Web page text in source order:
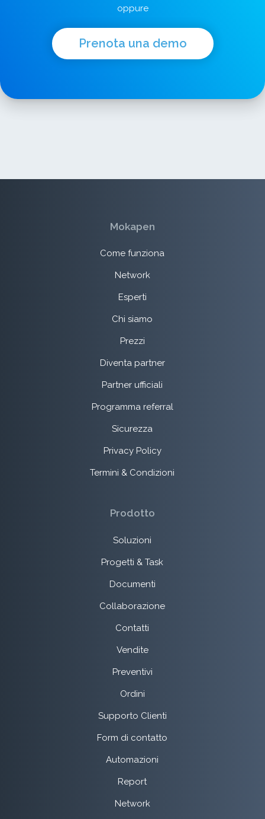
oppure
Prenota una demo
Mokapen
Come funziona
Network
Esperti
Chi siamo
Prezzi
Diventa partner
Partner ufficiali
Programma referral
Sicurezza
Privacy Policy
Termini & Condizioni
Prodotto
Soluzioni
Progetti & Task
Documenti
Collaborazione
Contatti
Vendite
Preventivi
Ordini
Supporto Clienti
Form di contatto
Automazioni
Report
Network